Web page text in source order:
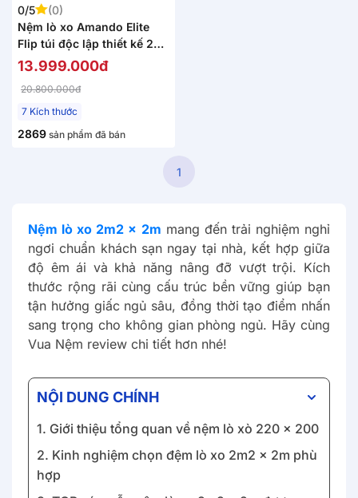
0/5
(0)
Nệm lò xo Amando Elite
Flip túi độc lập thiết kế 2
mặt linh hoạt dày 24cm
13.999.000đ
20.800.000đ
7 Kích thước
2869 sản phẩm đã bán
1
Nệm lò xo 2m2 x 2m mang đến trải nghiệm nghỉ
ngơi chuẩn khách sạn ngay tại nhà, kết hợp giữa
độ êm ái và khả năng nâng đỡ vượt trội. Kích
thước rộng rãi cùng cấu trúc bền vững giúp bạn
tận hưởng giấc ngủ sâu, đồng thời tạo điểm nhấn
sang trọng cho không gian phòng ngủ. Hãy cùng
Vua Nệm review chi tiết hơn nhé!
NỘI DUNG CHÍNH
1. Giới thiệu tổng quan về nệm lò xò 220 x 200
2. Kinh nghiệm chọn đệm lò xo 2m2 x 2m phù
hợp